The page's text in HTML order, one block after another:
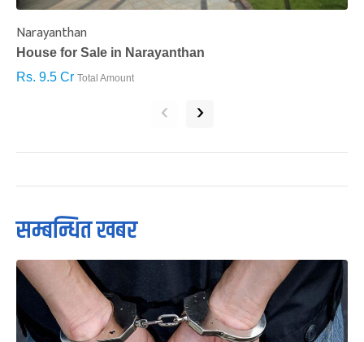
Narayanthan
House for Sale in Narayanthan
Rs. 9.5 Cr Total Amount
‹ ›
सम्बन्धित खबर